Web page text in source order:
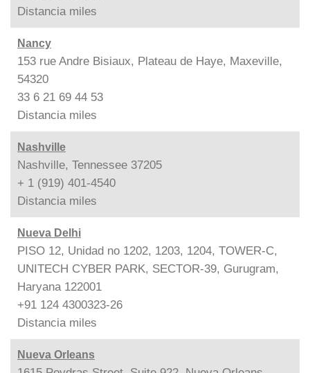
Distancia miles
Nancy
153 rue Andre Bisiaux, Plateau de Haye, Maxeville,
54320
33 6 21 69 44 53
Distancia miles
Nashville
Nashville, Tennessee 37205
+ 1 (919) 401-4540
Distancia miles
Nueva Delhi
PISO 12, Unidad no 1202, 1203, 1204, TOWER-C,
UNITECH CYBER PARK, SECTOR-39, Gurugram,
Haryana 122001
+91 124 4300323-26
Distancia miles
Nueva Orleans